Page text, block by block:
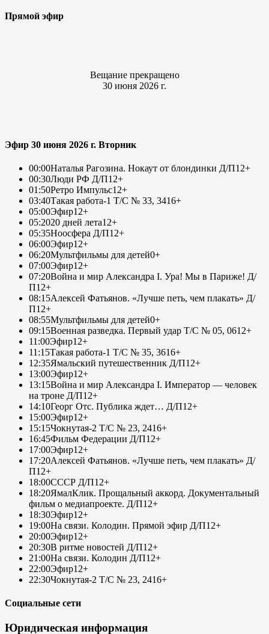
Прямой эфир
Вещание прекращено
30 июня 2026 г.
Эфир 30 июня 2026 г. Вторник
00:00Наталья Рагозина. Нокаут от блондинки Д/П12+
00:30Люди РФ Д/П12+
01:50Ретро Импульс12+
03:40Такая работа-1 Т/С № 33, 3416+
05:00Эфир12+
05:2020 дней лета12+
05:35Ноосфера Д/П12+
06:00Эфир12+
06:20Мультфильмы для детей0+
07:00Эфир12+
07:20Война и мир Александра I. Ура! Мы в Париже! Д/
П12+
08:15Алексей Фатьянов. «Лучше петь, чем плакать» Д/
П12+
08:55Мультфильмы для детей0+
09:15Военная разведка. Первый удар Т/С № 05, 0612+
11:00Эфир12+
11:15Такая работа-1 Т/С № 35, 3616+
12:35Ямальский путешественник Д/П12+
13:00Эфир12+
13:15Война и мир Александра I. Император — человек
на троне Д/П12+
14:10Георг Отс. Публика ждет… Д/П12+
15:00Эфир12+
15:15Чокнутая-2 Т/С № 23, 2416+
16:45Фильм Федерации Д/П12+
17:00Эфир12+
17:20Алексей Фатьянов. «Лучше петь, чем плакать» Д/
П12+
18:00СССР Д/П12+
18:20ЯмалКлик. Прощальный аккорд. Документальный
фильм о медиапроекте. Д/П12+
18:30Эфир12+
19:00На связи. Колодин. Прямой эфир Д/П12+
20:00Эфир12+
20:30В ритме новостей Д/П12+
21:00На связи. Колодин Д/П12+
22:00Эфир12+
22:30Чокнутая-2 Т/С № 23, 2416+
Социальные сети
Юридическая информация